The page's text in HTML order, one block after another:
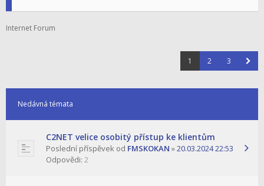
Internet Forum
1 2 3
Nedávná témata
C2NET velice osobitý přístup ke klientům
Poslední příspěvek od FMSKOKAN »20.03.2024 22:53
Odpovědi: 2